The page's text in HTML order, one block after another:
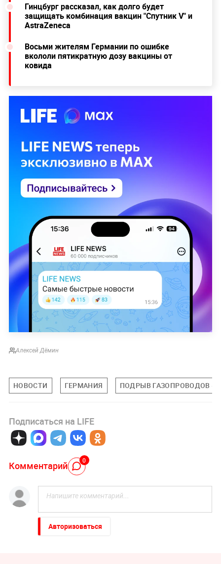
Гинцбург рассказал, как долго будет
защищать комбинация вакцин "Спутник V" и
AstraZeneca
Восьми жителям Германии по ошибке
вкололи пятикратную дозу вакцины от
ковида
Алексей Дёмин
НОВОСТИ ГЕРМАНИЯ ПОДРЫВ ГАЗОПРОВОДОВ
Подписаться на LIFE
Комментарий 0
Авторизоваться